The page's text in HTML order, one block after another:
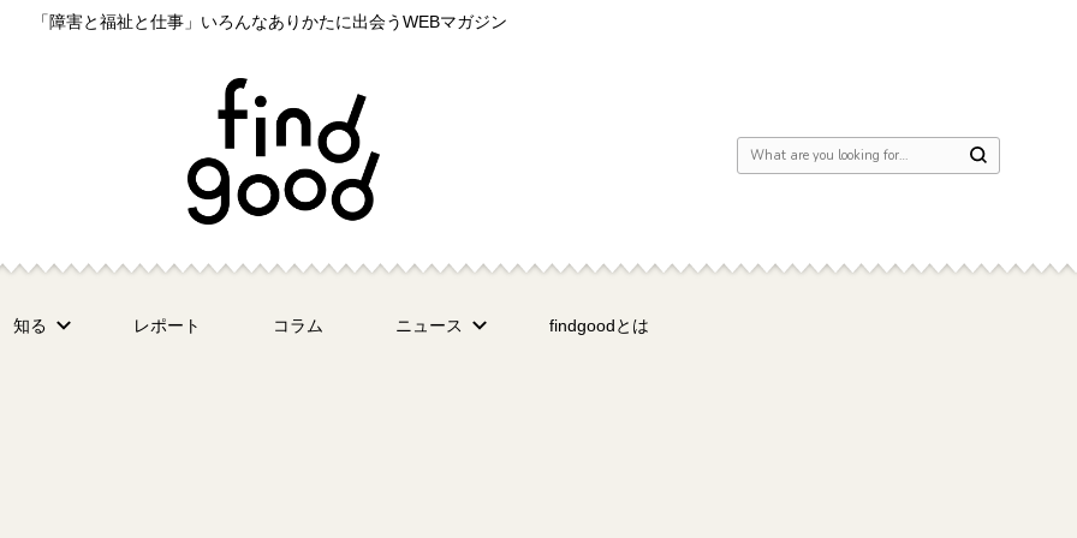
「障害と福祉と仕事」いろんなありかたに出会うWEBマガジン
Looking for Something?
知る レポート コラム ニュース findgoodとは